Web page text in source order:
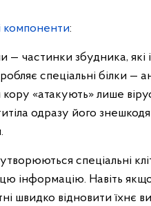
компоненти:
— частинки збудника, які
спеціальні білки —
«атакують» лише
одразу його
спеціальні
інформацію. Навіть якщо
швидко відновити їхнє